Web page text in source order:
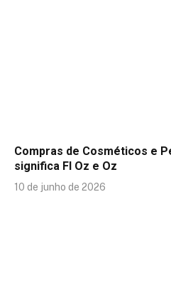
Compras de Cosméticos e
significa Fl Oz e Oz
10 de junho de 2026